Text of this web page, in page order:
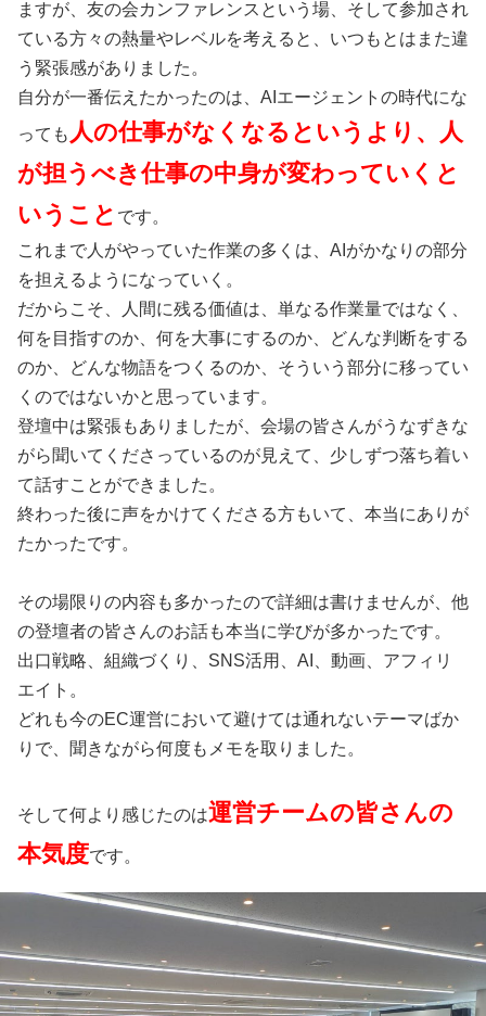
ますが、友の会カンファレンスという場、そして参加され
ている方々の熱量やレベルを考えると、いつもとはまた違
う緊張感がありました。
自分が一番伝えたかったのは、AIエージェントの時代にな
っても 人の仕事がなくなるというより、人
が担うべき仕事の中身が変わっていくと
いうこと です。
これまで人がやっていた作業の多くは、AIがかなりの部分
を担えるようになっていく。
だからこそ、人間に残る価値は、単なる作業量ではなく、
何を目指すのか、何を大事にするのか、どんな判断をする
のか、どんな物語をつくるのか、そういう部分に移ってい
くのではないかと思っています。
登壇中は緊張もありましたが、会場の皆さんがうなずきな
がら聞いてくださっているのが見えて、少しずつ落ち着い
て話すことができました。
終わった後に声をかけてくださる方もいて、本当にありが
たかったです。
その場限りの内容も多かったので詳細は書けませんが、他
の登壇者の皆さんのお話も本当に学びが多かったです。
出口戦略、組織づくり、SNS活用、AI、動画、アフィリ
エイト。
どれも今のEC運営において避けては通れないテーマばか
りで、聞きながら何度もメモを取りました。
そして何より感じたのは運営チームの皆さんの
本気度です。